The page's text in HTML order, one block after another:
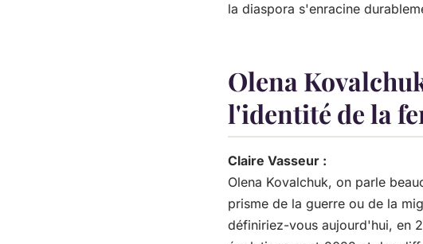
la diaspora s'enracine
Olena
l'identité de la
Claire Vasseur :
Olena Kovalchuk, on parle
prisme de la guerre ou de la
définiriez-vous aujourd'hui, en